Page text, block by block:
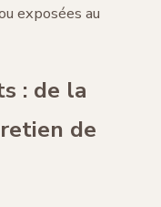
exposées au
: de la
de